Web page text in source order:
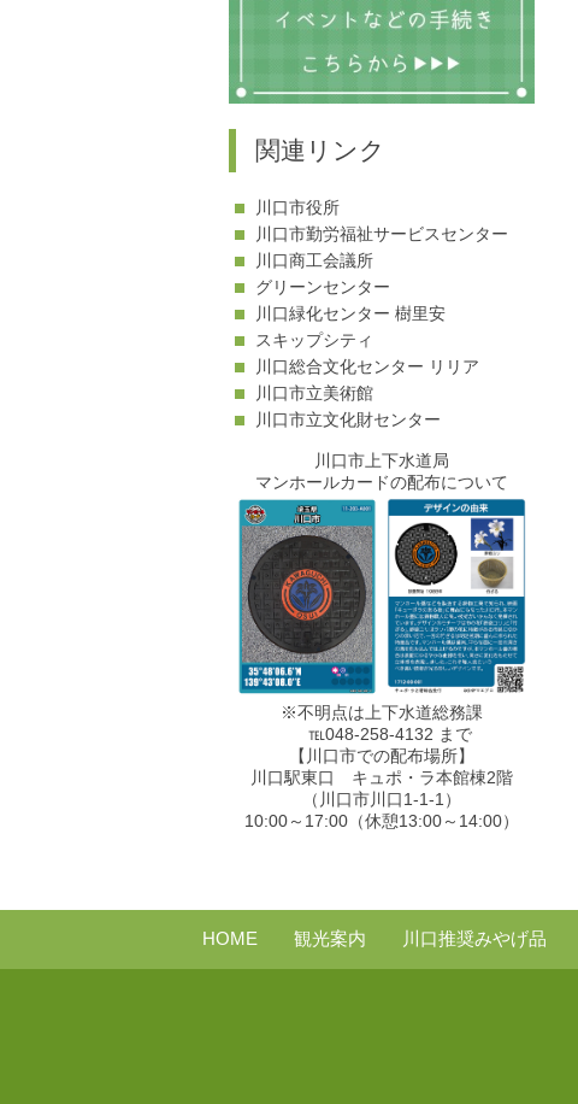
関連リンク
川口市役所
川口市勤労福祉サービスセンター
川口商工会議所
グリーンセンター
川口緑化センター 樹里安
スキップシティ
川口総合文化センター リリア
川口市立美術館
川口市立文化財センター
川口市上下水道局
マンホールカードの配布について
※不明点は上下水道総務課
℡048-258-4132 まで
【川口市での配布場所】
川口駅東口 キュポ・ラ本館棟2階
（川口市川口1-1-1）
10:00～17:00（休憩13:00～14:00）
HOME 観光案内 川口推奨みやげ品